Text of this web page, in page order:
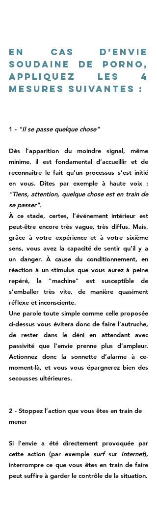
En cas d’envie
soudaine de porno,
appliquez les 4
mesures suivantes :
1 - "Il se passe quelque chose"
Dès l’apparition du moindre signal, même
minime, il est fondamental d’accueillir et de
reconnaître le fait qu’un processus s’est initié
"Tiens, attention, quelque chose est en train de
se passer".
À ce stade, certes, l’événement intérieur est
peut-être encore très vague, très diffus. Mais,
grâce à votre expérience et à votre sixième
sens, vous avez la capacité de sentir qu’il y a
un danger. À cause du conditionnement, en
réaction à un stimulus que vous aurez à peine
repéré, la "machine" est susceptible de
s’emballer très vite, de manière quasiment
réflexe et inconsciente.
Une parole toute simple comme celle proposée
ci-dessus vous évitera donc de faire l’autruche,
de rester dans le déni en attendant avec
passivité que l’envie prenne plus d’ampleur.
Actionnez donc la sonnette d’alarme à ce-
moment-là, et vous vous épargnerez bien des
secousses ultérieures.
2 - Stoppez l’action que vous êtes en train de
mener
Si l'envie a été directement provoquée par
cette action (par exemple surf sur Internet),
interrompre ce que vous êtes en train de faire